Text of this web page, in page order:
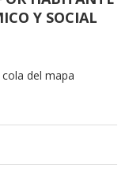
Y SOCIAL
del mapa